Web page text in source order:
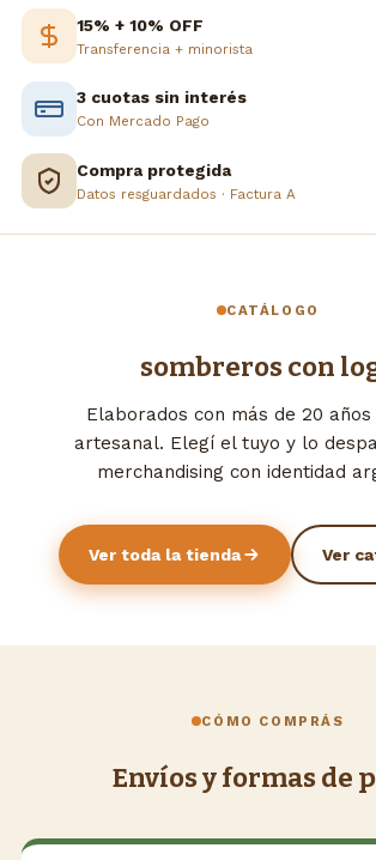
15% + 10% OFF
Transferencia + minorista
3 cuotas sin interés
Con Mercado Pago
Compra protegida
Datos resguardados · Factura A
CATÁLOGO
sombreros con
Elaborados con más de 20 años
artesanal. Elegí el tuyo y lo
merchandising con identidad
Ver toda la tienda Ver
CÓMO COMPRÁS
Envíos y formas de